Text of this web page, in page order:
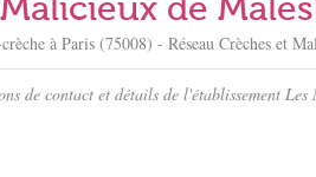
de
à Paris (75008) - Réseau Crèches et
de contact et détails de l'établissement